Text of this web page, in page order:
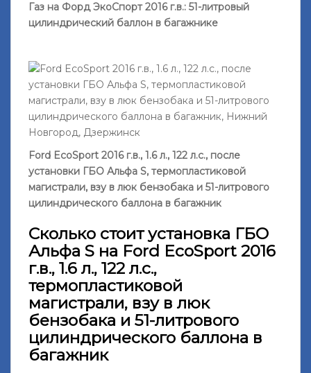
Газ на Форд ЭкоСпорт 2016 г.в.: 51-литровый
цилиндрический баллон в багажнике
Ford EcoSport 2016 г.в., 1.6 л., 122 л.с., после
установки ГБО Альфа S, термопластиковой
магистрали, взу в люк бензобака и 51-литрового
цилиндрического баллона в багажник
Сколько стоит установка ГБО
Альфа S на Ford EcoSport 2016
г.в., 1.6 л., 122 л.с.,
термопластиковой
магистрали, взу в люк
бензобака и 51-литрового
цилиндрического баллона в
багажник